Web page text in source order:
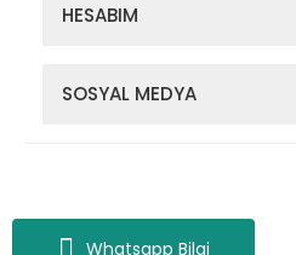
Whatsapp Bilgi
HESABIM
SOSYAL MEDYA